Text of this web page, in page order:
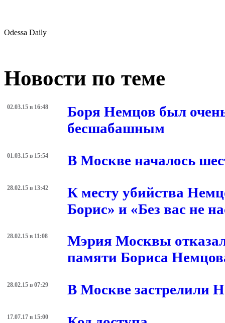
Odessa Daily
Новости по теме
02.03.15 в 16:48
Боря Немцов был
бесшабашным
01.03.15 в 15:54 В Москве началось
28.02.15 в 13:42
К месту убийства
Борис» и «Без вас не
28.02.15 в 11:08
Мэрия Москвы
памяти Бориса
28.02.15 в 07:29 В Москве застрелили
17.07.17 в 15:00